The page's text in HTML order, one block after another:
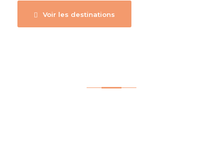
Voir les destinations